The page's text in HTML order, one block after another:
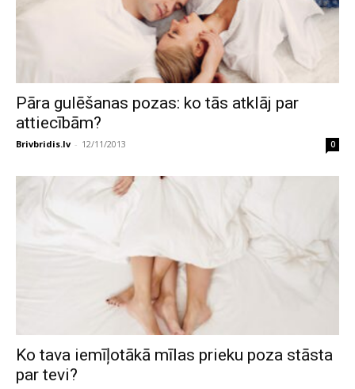
Pāra gulēšanas pozas: ko tās atklāj par
attiecībām?
Brivbridis.lv - 12/11/2013 0
Ko tava iemīļotākā mīlas prieku poza stāsta
par tevi?